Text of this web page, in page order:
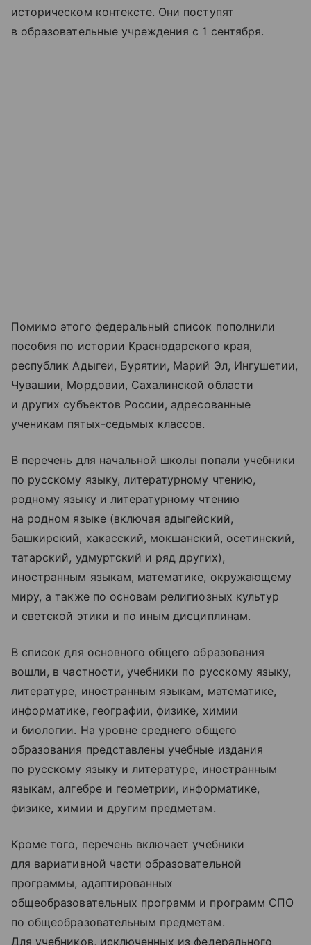
историческом контексте. Они поступят
в образовательные учреждения с 1 сентября.
Помимо этого федеральный список пополнили
пособия по истории Краснодарского края,
республик Адыгеи, Бурятии, Марий Эл, Ингушетии,
Чувашии, Мордовии, Сахалинской области
и других субъектов России, адресованные
ученикам пятых-седьмых классов.
В перечень для начальной школы попали учебники
по русскому языку, литературному чтению,
родному языку и литературному чтению
на родном языке (включая адыгейский,
башкирский, хакасский, мокшанский, осетинский,
татарский, удмуртский и ряд других),
иностранным языкам, математике, окружающему
миру, а также по основам религиозных культур
и светской этики и по иным дисциплинам.
В список для основного общего образования
вошли, в частности, учебники по русскому языку,
литературе, иностранным языкам, математике,
информатике, географии, физике, химии
и биологии. На уровне среднего общего
образования представлены учебные издания
по русскому языку и литературе, иностранным
языкам, алгебре и геометрии, информатике,
физике, химии и другим предметам.
Кроме того, перечень включает учебники
для вариативной части образовательной
программы, адаптированных
общеобразовательных программ и программ СПО
по общеобразовательным предметам.
Для учебников, исключенных из федерального